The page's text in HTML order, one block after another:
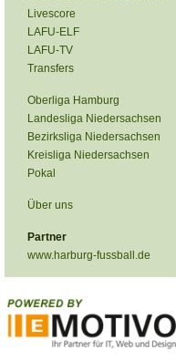
Livescore
LAFU-ELF
LAFU-TV
Transfers
Oberliga Hamburg
Landesliga Niedersachsen
Bezirksliga Niedersachsen
Kreisliga Niedersachsen
Pokal
Über uns
Partner
www.harburg-fussball.de